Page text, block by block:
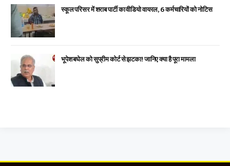
स्कूल परिसर में शराब पार्टी का वीडियो वायरल, 6 कर्मचारियों को नोटिस
भूपेश बघेल को सुप्रीम कोर्ट से झटका! जानिए क्या है पूरा मामला